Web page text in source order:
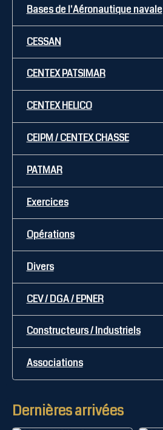
Bases de l'Aéronautique navale
CESSAN
CENTEX PATSIMAR
CENTEX HELICO
CEIPM / CENTEX CHASSE
PATMAR
Exercices
Opérations
Divers
CEV / DGA / EPNER
Constructeurs / Industriels
Associations
Dernières arrivées